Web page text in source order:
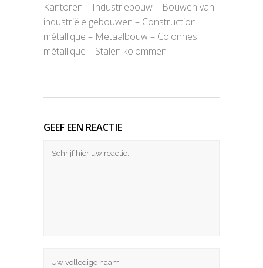
Kantoren – Industriebouw – Bouwen van
industriële gebouwen – Construction
métallique – Metaalbouw – Colonnes
métallique – Stalen kolommen
GEEF EEN REACTIE